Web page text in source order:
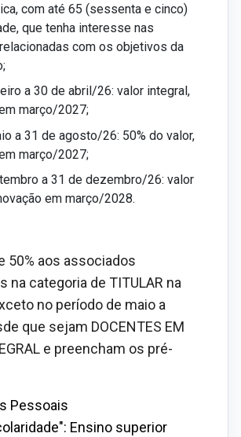
com até 65 (sessenta e cinco)
que tenha interesse nas
com os objetivos da
a 30 de abril/26: valor integral,
março/2027;
a 31 de agosto/26: 50% do valor,
março/2027;
a 31 de dezembro/26: valor
em março/2028.
50% aos associados
na categoria de TITULAR na
no período de maio a
que sejam DOCENTES EM
e preencham os pré-
Pessoais
Ensino superior